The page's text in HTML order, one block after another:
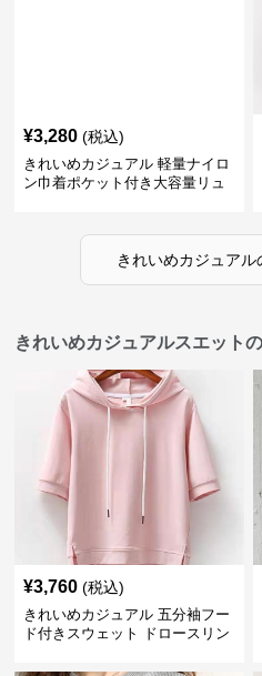
¥3,280 (税込)
きれいめカジュアル 軽量ナイロ
ン巾着ポケット付き大容量リュ
きれいめカジュアル
きれいめカジュアルスエット
¥3,760 (税込)
きれいめカジュアル 五分袖フー
ド付きスウェット ドロースリン